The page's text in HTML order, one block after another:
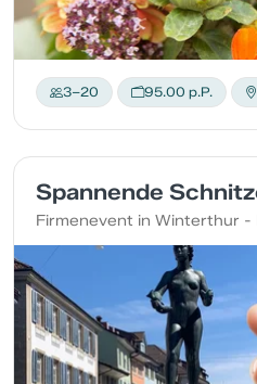
3–20 95.00 p.P.